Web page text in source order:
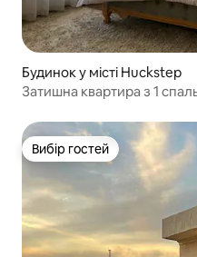
Будинок у місті Huckstep
Затишна квартира з 1
Вибір гостей
Вибір гостей